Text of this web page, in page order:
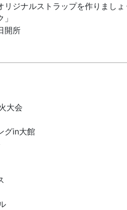
ジナルストラップを作りましょ
開所
大会
グin大館